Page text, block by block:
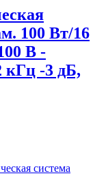
100 Вт/16
В -
кГц -3 дБ,